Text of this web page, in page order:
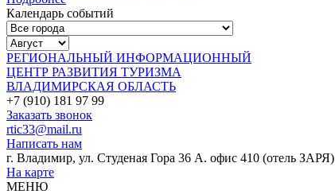
Календарь событий
РЕГИОНАЛЬНЫЙ ИНФОРМАЦИОННЫЙ
ЦЕНТР РАЗВИТИЯ ТУРИЗМА
ВЛАДИМИРСКАЯ ОБЛАСТЬ
+7 (910) 181 97 99
Заказать звонок
rtic33@mail.ru
Написать нам
г. Владимир, ул. Студеная Гора 36 А. офис 410 (отель ЗАРЯ)
На карте
МЕНЮ